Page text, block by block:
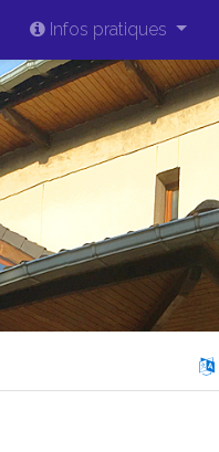
Infos pratiques